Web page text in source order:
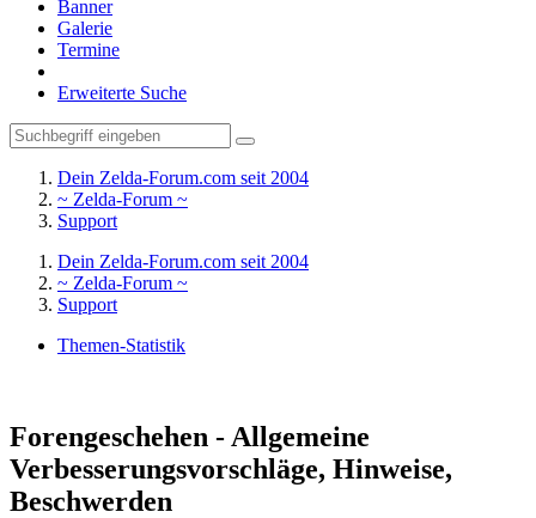
Banner
Galerie
Termine
Erweiterte Suche
Dein Zelda-Forum.com seit 2004
~ Zelda-Forum ~
Support
Dein Zelda-Forum.com seit 2004
~ Zelda-Forum ~
Support
Themen-Statistik
Forengeschehen - Allgemeine
Verbesserungsvorschläge, Hinweise,
Beschwerden